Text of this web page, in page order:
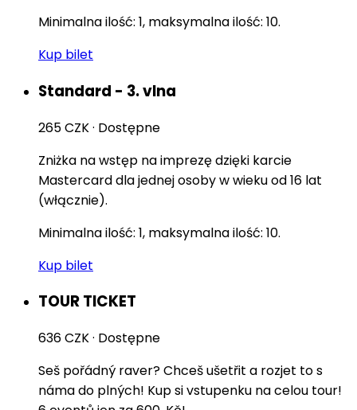
Minimalna ilość: 1, maksymalna ilość: 10.
Kup bilet
Standard - 3. vlna
265 CZK· Dostępne
Zniżka na wstęp na imprezę dzięki karcie
Mastercard dla jednej osoby w wieku od 16 lat
(włącznie).
Minimalna ilość: 1, maksymalna ilość: 10.
Kup bilet
TOUR TICKET
636 CZK· Dostępne
Seš pořádný raver? Chceš ušetřit a rozjet to s
náma do plných! Kup si vstupenku na celou tour!